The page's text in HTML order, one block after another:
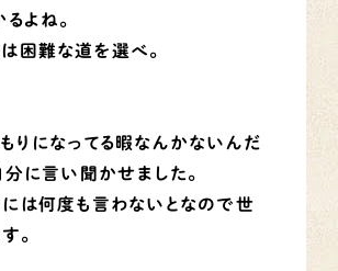
よね。
困難な道を選べ。
りになってる暇なんかないんだ
分に言い聞かせました。
は何度も言わないとなので世
。